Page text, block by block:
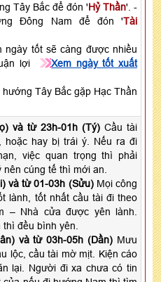
Tây Bắc để đón 'Hỷ Thần'. -
Đông Nam để đón 'Tài
ngày tốt sẽ càng được nhiều
lợi
Xem ngày tốt xuất
Tây Bắc gặp Hạc Thần
và từ 23h-01h (Tý) Cầu tài
hoặc hay bị trái ý. Nếu ra đi
việc quan trọng thì phải
cúng tế thì mới an.
và từ 01-03h (Sửu) Mọi công
lành, tốt nhất cầu tài đi theo
– Nhà cửa được yên lành.
đều bình yên.
và từ 03h-05h (Dần) Mưu
lộc, cầu tài mờ mịt. Kiện cáo
lại. Người đi xa chưa có tin